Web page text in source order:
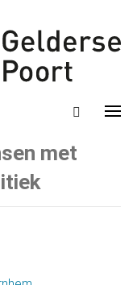
met